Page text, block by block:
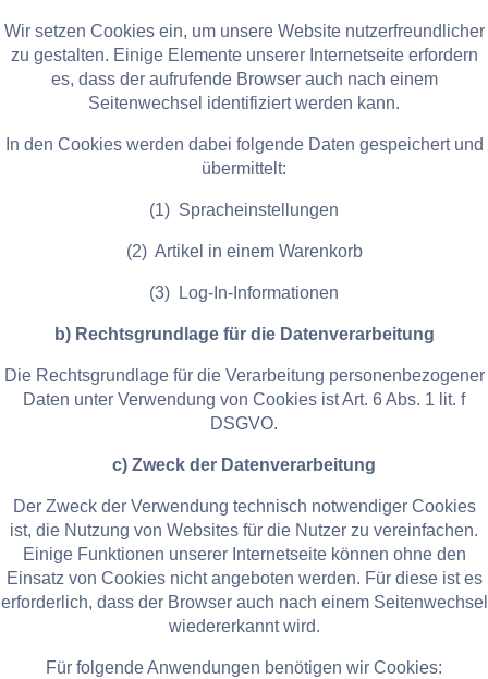
Wir setzen Cookies ein, um unsere Website nutzerfreundlicher
zu gestalten. Einige Elemente unserer Internetseite erfordern
es, dass der aufrufende Browser auch nach einem
Seitenwechsel identifiziert werden kann.
In den Cookies werden dabei folgende Daten gespeichert und
übermittelt:
(1) Spracheinstellungen
(2) Artikel in einem Warenkorb
(3) Log-In-Informationen
b) Rechtsgrundlage für die Datenverarbeitung
Die Rechtsgrundlage für die Verarbeitung personenbezogener
Daten unter Verwendung von Cookies ist Art. 6 Abs. 1 lit. f
DSGVO.
c) Zweck der Datenverarbeitung
Der Zweck der Verwendung technisch notwendiger Cookies
ist, die Nutzung von Websites für die Nutzer zu vereinfachen.
Einige Funktionen unserer Internetseite können ohne den
Einsatz von Cookies nicht angeboten werden. Für diese ist es
erforderlich, dass der Browser auch nach einem Seitenwechsel
wiedererkannt wird.
Für folgende Anwendungen benötigen wir Cookies: